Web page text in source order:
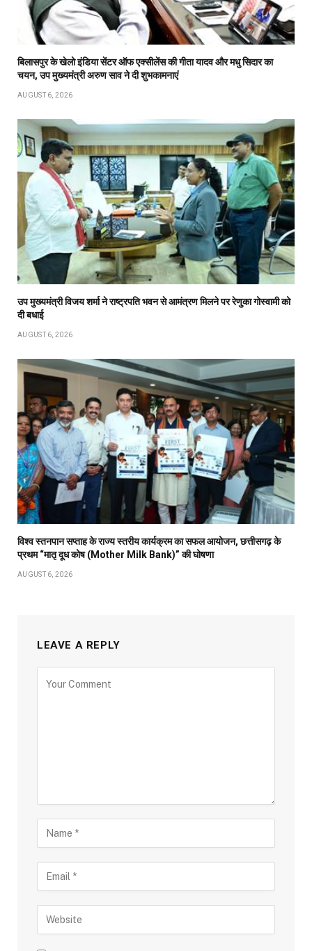
बिलासपुर के खेलो इंडिया सेंटर ऑफ एक्सीलेंस की गीता यादव और मधु सिदार का
चयन, उप मुख्यमंत्री अरुण साव ने दी शुभकामनाएं
AUGUST 6, 2026
उप मुख्यमंत्री विजय शर्मा ने राष्ट्रपति भवन से आमंत्रण मिलने पर रेणुका गोस्वामी को
दी बधाई
AUGUST 6, 2026
विश्व स्तनपान सप्ताह के राज्य स्तरीय कार्यक्रम का सफल आयोजन, छत्तीसगढ़ के
प्रथम “मातृ दूध कोष (Mother Milk Bank)” की घोषणा
AUGUST 6, 2026
LEAVE A REPLY